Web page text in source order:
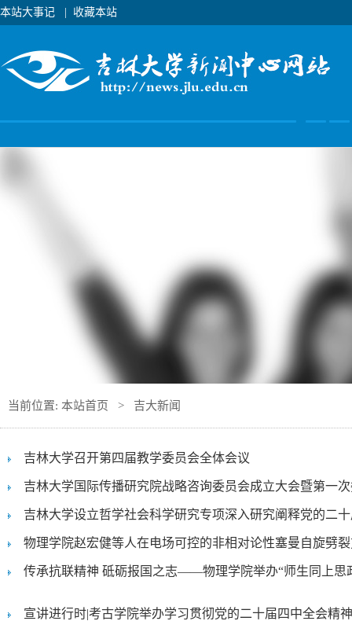
本站大事记 收藏本站
当前位置: 本站首页 > 吉大新闻
吉林大学召开第四届教学委员会全体会议
吉林大学国际传播研究院战略咨询委员会成立大会暨第一
吉林大学设立哲学社会科学研究专项深入研究阐释党的二
物理学院赵宏健等人在电场可控的非相对论性塞曼自旋劈
传承抗联精神 砥砺报国之志——物理学院举办“师生同上思
宣讲进行时|考古学院举办学习贯彻党的二十届四中全会精